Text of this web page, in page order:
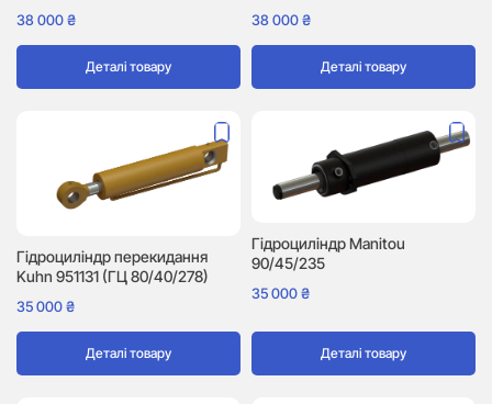
38 000₴
Деталі товару
38 000₴
Деталі товару
Гідроциліндр перекидання
Kuhn 951131 (ГЦ 80/40/278)
35 000₴
Деталі товару
Гідроциліндр Manitou
90/45/235
35 000₴
Деталі товару